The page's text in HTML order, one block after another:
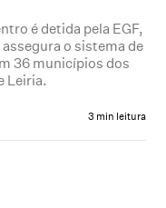
é detida pela EGF,
o sistema de
36 municípios dos
Leiria.
3 min leitura